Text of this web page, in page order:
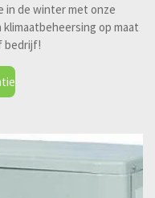
in de winter met onze
op maat
bedrijf!